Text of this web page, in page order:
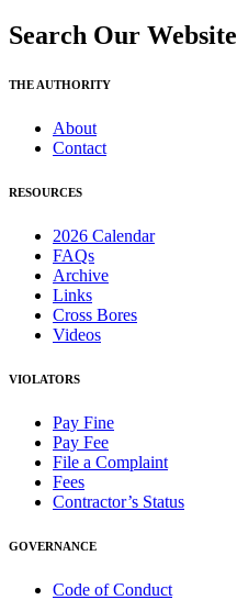
Search Our Website
THE AUTHORITY
About
Contact
RESOURCES
2026 Calendar
FAQs
Archive
Links
Cross Bores
Videos
VIOLATORS
Pay Fine
Pay Fee
File a Complaint
Fees
Contractor’s Status
GOVERNANCE
Code of Conduct